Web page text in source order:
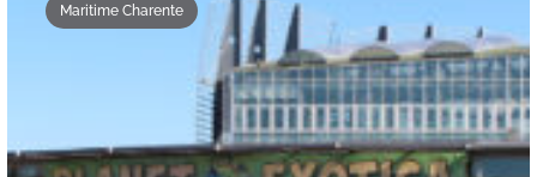
Maritime Charente